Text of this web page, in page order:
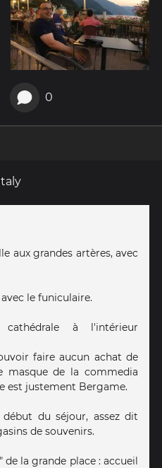
0
aux grandes artères, avec
le funiculaire.
à l'intérieur
faire aucun achat de
masque de la commedia
est justement Bergame.
du séjour, assez dit
de souvenirs.
la grande place : accueil